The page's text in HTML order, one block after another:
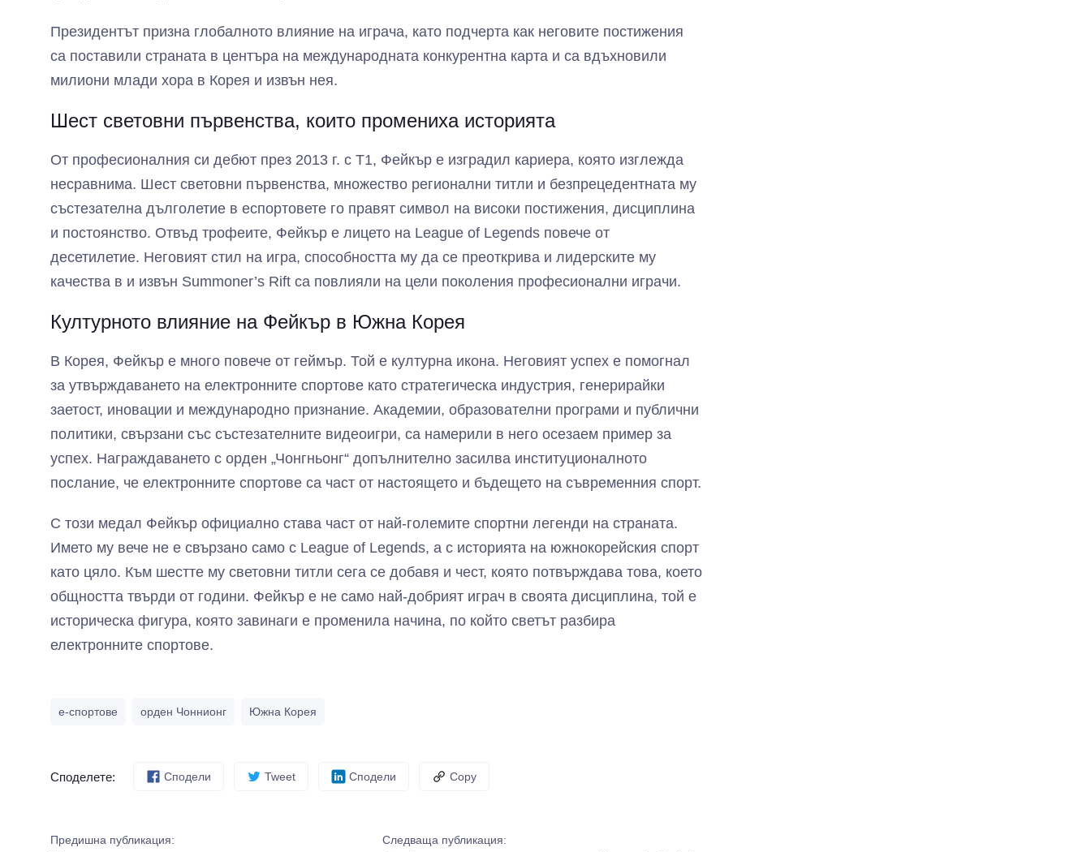
Президентът призна глобалното влияние на играча, като подчерта как неговите постижения
са поставили страната в центъра на международната конкурентна карта и са вдъхновили
милиони млади хора в Корея и извън нея.
Шест световни първенства, които промениха историята
От професионалния си дебют през 2013 г. с T1, Фейкър е изградил кариера, която изглежда
несравнима. Шест световни първенства, множество регионални титли и безпрецедентната му
състезателна дълголетие в еспортовете го правят символ на високи постижения, дисциплина
и постоянство. Отвъд трофеите, Фейкър е лицето на League of Legends повече от
десетилетие. Неговият стил на игра, способността му да се преоткрива и лидерските му
качества в и извън Summoner’s Rift са повлияли на цели поколения професионални играчи.
Културното влияние на Фейкър в Южна Корея
В Корея, Фейкър е много повече от геймър. Той е културна икона. Неговият успех е помогнал
за утвърждаването на електронните спортове като стратегическа индустрия, генерирайки
заетост, иновации и международно признание. Академии, образователни програми и публични
политики, свързани със състезателните видеоигри, са намерили в него осезаем пример за
успех. Награждаването с орден „Чонгньонг“ допълнително засилва институционалното
послание, че електронните спортове са част от настоящето и бъдещето на съвременния спорт.
С този медал Фейкър официално става част от най-големите спортни легенди на страната.
Името му вече не е свързано само с League of Legends, а с историята на южнокорейския спорт
като цяло. Към шестте му световни титли сега се добавя и чест, която потвърждава това, което
общността твърди от години. Фейкър е не само най-добрият играч в своята дисциплина, той е
историческа фигура, която завинаги е променила начина, по който светът разбира
електронните спортове.
е-спортове орден Чоннионг Южна Корея
Споделете: Сподели Tweet Сподели Copy
Предишна публикация: Следваща публикация: